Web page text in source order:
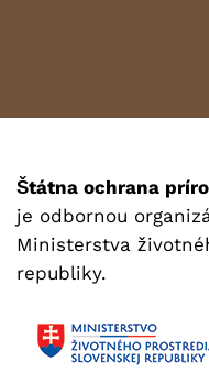
Štátna ochrana
je odbornou
Ministerstva
republiky.